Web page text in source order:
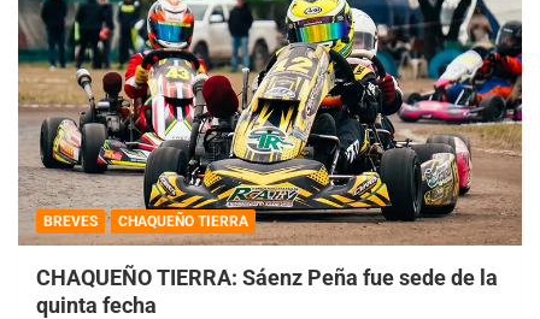
BREVES CHAQUEÑO TIERRA
CHAQUEÑO TIERRA: Sáenz Peña fue sede de la
quinta fecha